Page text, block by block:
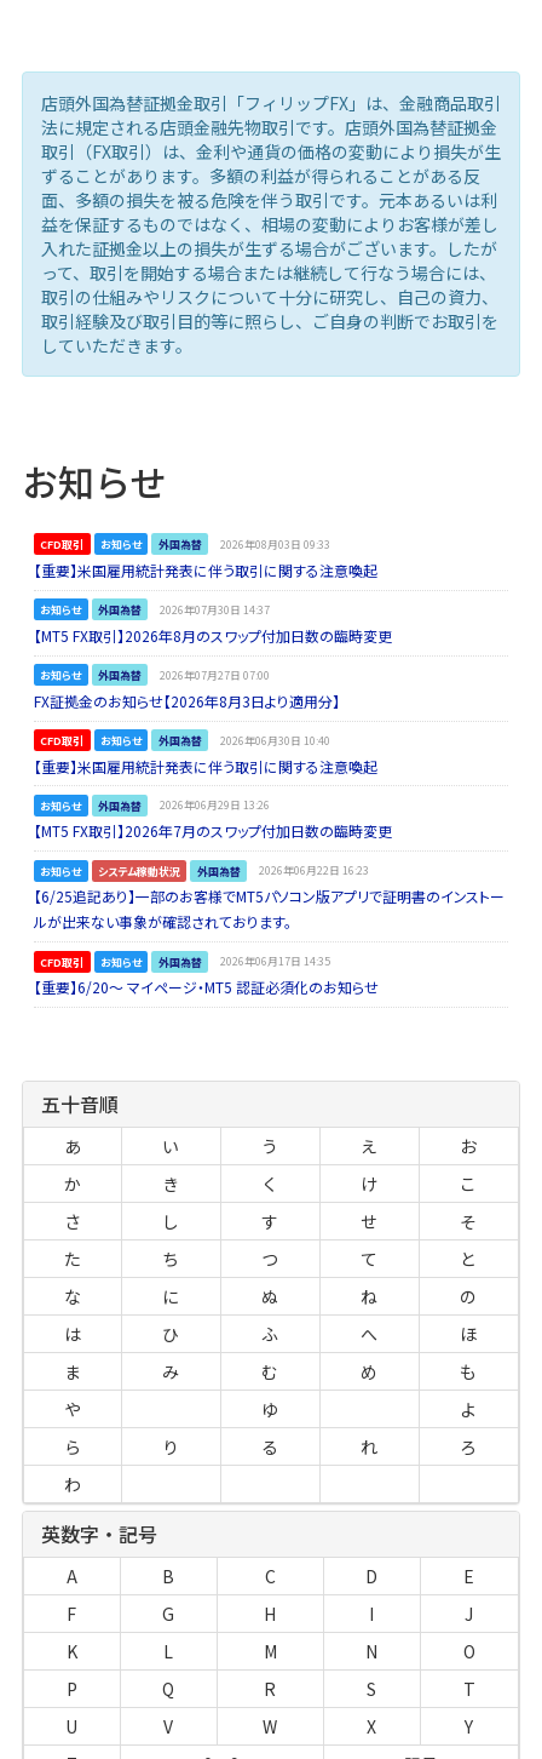
店頭外国為替証拠金取引「フィリップFX」は、金融商品取引
法に規定される店頭金融先物取引です。店頭外国為替証拠金
取引（FX取引）は、金利や通貨の価格の変動により損失が生
ずることがあります。多額の利益が得られることがある反
面、多額の損失を被る危険を伴う取引です。元本あるいは利
益を保証するものではなく、相場の変動によりお客様が差し
入れた証拠金以上の損失が生ずる場合がございます。したが
って、取引を開始する場合または継続して行なう場合には、
取引の仕組みやリスクについて十分に研究し、自己の資力、
取引経験及び取引目的等に照らし、ご自身の判断でお取引を
していただきます。
お知らせ
CFD取引 お知らせ 外国為替 2026年08月03日 09:33
【重要】米国雇用統計発表に伴う取引に関する注意喚起
お知らせ 外国為替 2026年07月30日 14:37
【MT5 FX取引】2026年8月のスワップ付加日数の臨時変更
お知らせ 外国為替 2026年07月27日 07:00
FX証拠金のお知らせ【2026年8月3日より適用分】
CFD取引 お知らせ 外国為替 2026年06月30日 10:40
【重要】米国雇用統計発表に伴う取引に関する注意喚起
お知らせ 外国為替 2026年06月29日 13:26
【MT5 FX取引】2026年7月のスワップ付加日数の臨時変更
お知らせ システム稼動状況 外国為替 2026年06月22日 16:23
【6/25追記あり】一部のお客様でMT5パソコン版アプリで証明書のインストー
ルが出来ない事象が確認されております。
CFD取引 お知らせ 外国為替 2026年06月17日 14:35
【重要】6/20～ マイページ・MT5 認証必須化のお知らせ
五十音順
あ い う え
お
か
き く け
こ
さ
し す せ
そ
た
ち つ て
と
な
に ぬ ね
の
は
ひ ふ へ
ほ
ま
み む め
も
や
ゆ
よ
ら
り る れ
ろ
わ
英数字・記号
A B C D
E
F
G H I
J
K
L M N
O
P
Q R S
T
U
V W X
Y